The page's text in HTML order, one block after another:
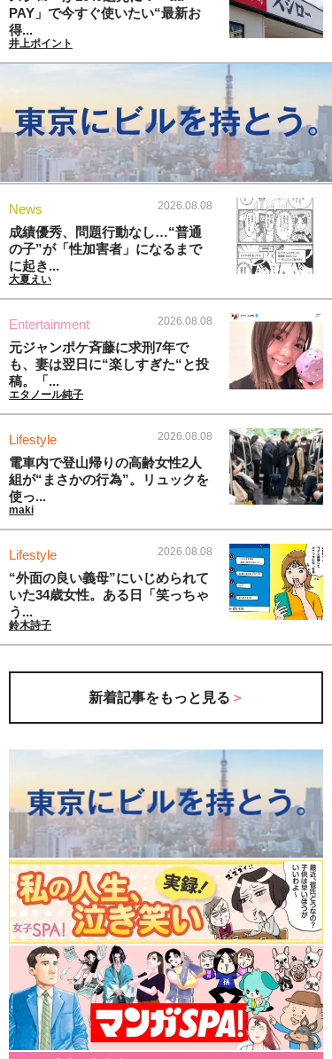
PAY」で今すぐ使いたい“最新お
得...
井上ポイント
News 2026.08.08
成績優秀、問題行動なし…“普通
の子”が「性加害者」になるまで
に起き...
大夏えい
Entertainment 2026.08.08
元ジャンポケ斉藤に求刑7年で
も、妻は翌日に“楽しすぎた“と投
稿。「...
エタノール純子
Lifestyle 2026.08.08
電車内で登山帰りの高齢女性2人
組が“まさかの行為”。リュックを
使っ...
maki
Lifestyle 2026.08.08
“外面の良い義母”にいじめられて
いた34歳女性。ある日「笑っちゃ
う...
鈴木詩子
新着記事をもっと見る